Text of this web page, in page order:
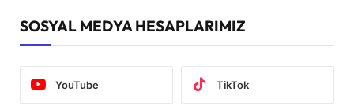
SOSYAL MEDYA HESAPLARIMIZ
YouTube TikTok